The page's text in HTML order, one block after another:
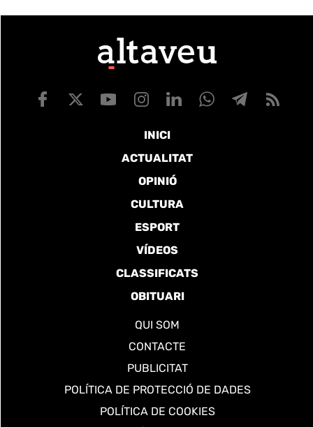
INICI
ACTUALITAT
OPINIÓ
CULTURA
ESPORT
VÍDEOS
CLASSIFICATS
OBITUARI
QUI SOM
CONTACTE
PUBLICITAT
POLÍTICA DE PROTECCIÓ DE DADES
POLÍTICA DE COOKIES